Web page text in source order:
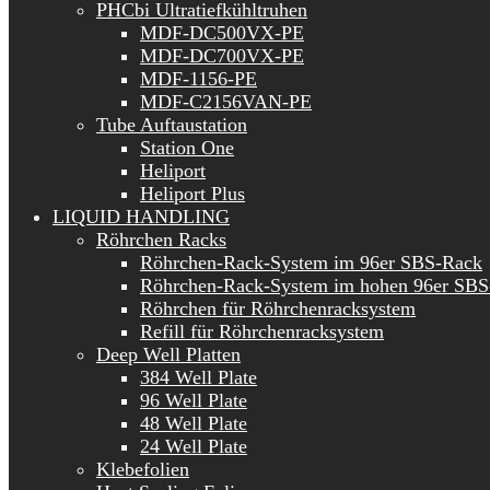
PHCbi Ultratiefkühltruhen
MDF-DC500VX-PE
MDF-DC700VX-PE
MDF-1156-PE
MDF-C2156VAN-PE
Tube Auftaustation
Station One
Heliport
Heliport Plus
LIQUID HANDLING
Röhrchen Racks
Röhrchen-Rack-System im 96er SBS-Rack
Röhrchen-Rack-System im hohen 96er
Röhrchen für Röhrchenracksystem
Refill für Röhrchenracksystem
Deep Well Platten
384 Well Plate
96 Well Plate
48 Well Plate
24 Well Plate
Klebefolien